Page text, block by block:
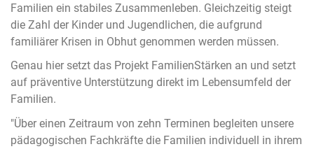
Familien ein stabiles Zusammenleben. Gleichzeitig steigt
die Zahl der Kinder und Jugendlichen, die aufgrund
familiärer Krisen in Obhut genommen werden müssen.
Genau hier setzt das Projekt FamilienStärken an und setzt
auf präventive Unterstützung direkt im Lebensumfeld der
Familien.
"Über einen Zeitraum von zehn Terminen begleiten unsere
pädagogischen Fachkräfte die Familien individuell in ihrem